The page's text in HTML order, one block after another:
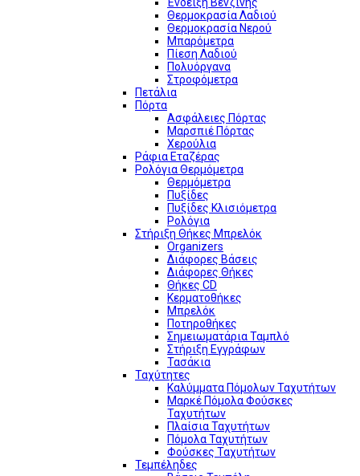
Θερμοκρασία Λαδιού
Θερμοκρασία Νερού
Μπαρόμετρα
Πίεση Λαδιού
Πολυόργανα
Στροφόμετρα
Πετάλια
Πόρτα
Ασφάλειες Πόρτας
Μαρσπιέ Πόρτας
Χερούλια
Ράφια Εταζέρας
Ρολόγια Θερμόμετρα
Θερμόμετρα
Πυξίδες
Πυξίδες Κλισιόμετρα
Ρολόγια
Στήριξη Θήκες Μπρελόκ
Organizers
Διάφορες Βάσεις
Διάφορες Θήκες
Θήκες CD
Κερματοθήκες
Μπρελόκ
Ποτηροθήκες
Σημειωματάρια Ταμπλό
Στήριξη Εγγράφων
Τασάκια
Ταχύτητες
Καλύμματα Πόμολων Ταχυτήτων
Μαρκέ Πόμολα Φούσκες
Ταχυτήτων
Πλαίσια Ταχυτήτων
Πόμολα Ταχυτήτων
Φούσκες Ταχυτήτων
Τεμπέληδες